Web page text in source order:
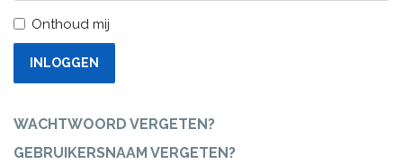
Onthoud mij
INLOGGEN
WACHTWOORD VERGETEN?
GEBRUIKERSNAAM VERGETEN?